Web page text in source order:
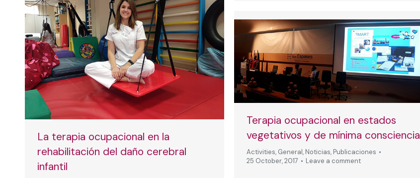
La terapia ocupacional en la
rehabilitación del daño cerebral
infantil
Terapia ocupacional en estados
vegetativos y de mínima consciencia
Activities, General, Noticias, Publicaciones
25 October, 2017
Leave a comment